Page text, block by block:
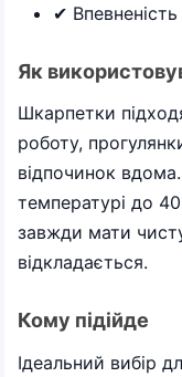
✔ Впевненість
Як
Шкарпетки
роботу,
відпочинок
температурі до
завжди мати
відкладається.
Кому підійде
Ідеальний вибір